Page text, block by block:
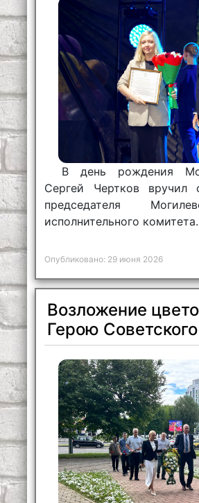
В день рождения
Сергей Чертков вручил
председателя
исполнительного комитета.
Опубликовано: 29 июня 2026
Возложение
Герою